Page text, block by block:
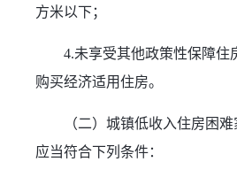
方米以下；
4.未享受其他政策性保障住
购买经济适用住房。
（二）城镇低收入住房困
应当符合下列条件：